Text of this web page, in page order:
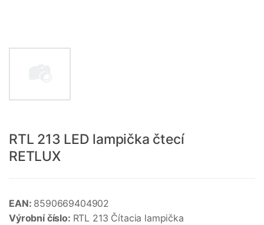
RTL 213 LED lampička čtecí
RETLUX
EAN: 8590669404902
Výrobní číslo: RTL 213 Čítacia lampička